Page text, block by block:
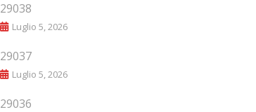
29038
Luglio 5, 2026
29037
Luglio 5, 2026
29036